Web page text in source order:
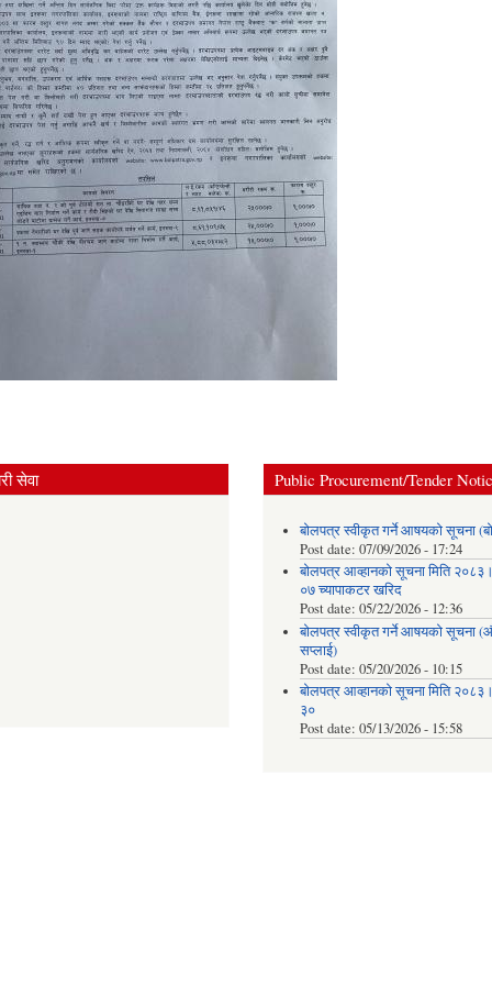
सेवा Public Procurement/Tender
बोलपत्र स्वीकृत गर्ने आषयको सूचना
Post date: 07/09/2026 - 17:24
बोलपत्र आव्हानको सूचना मिति
०७ च्यापाकटर खरिद
Post date: 05/22/2026 - 12:36
बोलपत्र स्वीकृत गर्ने आषयको सूचना
सप्लाई)
Post date: 05/20/2026 - 10:15
बोलपत्र आव्हानको सूचना मिति
३०
Post date: 05/13/2026 - 15:58